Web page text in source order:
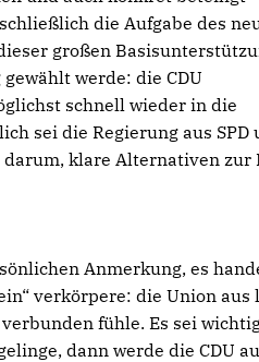
die Aufgabe des
großen
werde: die CDU
schnell wieder in die
sei die Regierung aus
darum, klare Alternativen
Anmerkung, es
verkörpere: die Union
fühle. Es sei
dann werde die CDU